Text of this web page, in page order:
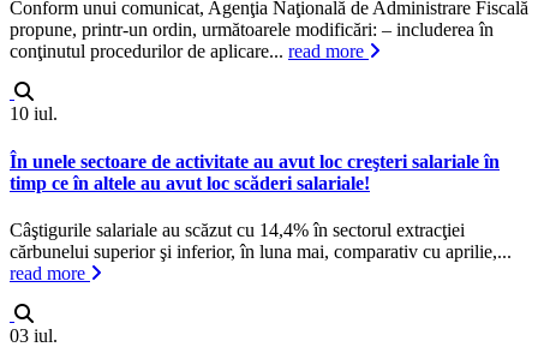
Conform unui comunicat, Agenţia Naţională de Administrare Fiscală
propune, printr-un ordin, următoarele modificări: – includerea în
conţinutul procedurilor de aplicare... read more
10 iul.
În unele sectoare de activitate au avut loc creşteri salariale în
timp ce în altele au avut loc scăderi salariale!
Câştigurile salariale au scăzut cu 14,4% în sectorul extracţiei
cărbunelui superior şi inferior, în luna mai, comparativ cu aprilie,...
read more
03 iul.